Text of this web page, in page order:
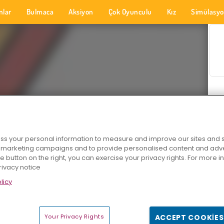
Bulmaca Aksiyon Çok Oyunculu Kız
your personal information to measure and improve our sites and
campaigns and to provide personalised content and
button on the right, you can exercise your privacy rights. For more
notice
Your Privacy Rights ACCEPT COOKIES